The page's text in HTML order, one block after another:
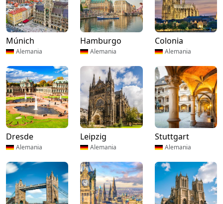
Múnich
Alemania
Hamburgo
Alemania
Colonia
Alemania
Dresde
Alemania
Leipzig
Alemania
Stuttgart
Alemania